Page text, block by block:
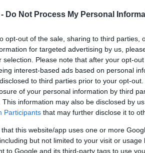
Do Not Process My Personal
opt-out of the sale, sharing to third parties,
for targeted advertising by us,
selection. Please note that after your opt-
interest-based ads based on personal
to third parties prior to your opt-
of your personal information by third
This information may also be disclosed by
Participants that may further disclose it to
that this website/app uses one or more
but not limited to your visit or
to Google and its third-party tags to use
, noto per le sue
questo cambiamento per i fan
capitolo? Scopriamolo insieme!